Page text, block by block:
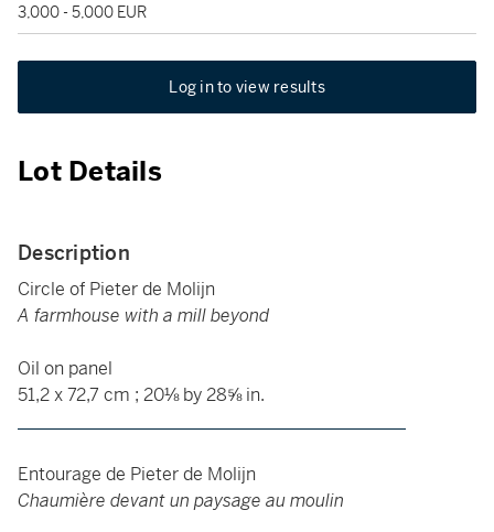
3,000 - 5,000 EUR
Log in to view results
Lot Details
Description
Circle of Pieter de Molijn
A farmhouse with a mill beyond
Oil on panel
51,2 x 72,7 cm ; 20⅛ by 28⅝ in.
Entourage de Pieter de Molijn
Chaumière devant un paysage au moulin